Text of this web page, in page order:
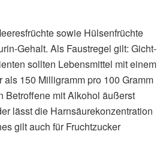
sowie Hülsenfrüchte
Gehalt. Als Faustregel gilt: Gicht-
sollten Lebensmittel mit einem
als 150 Milligramm pro 100 Gramm
Betroffene mit Alkohol äußerst
lässt die Harnsäurekonzentration
gilt auch für Fruchtzucker